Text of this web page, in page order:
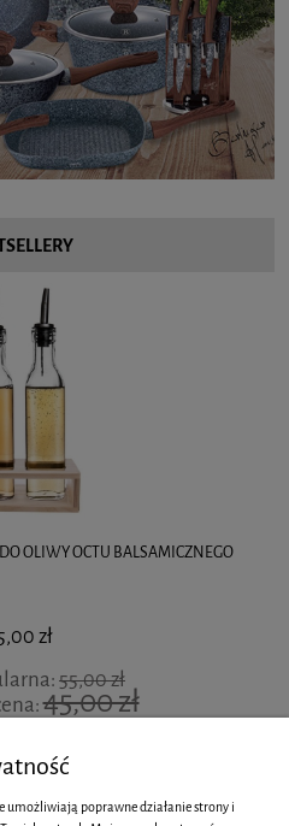
OLIWY OCTU BALSAMICZNEGO
zł
55,00 zł
45,00 zł
umożliwiają poprawne działanie strony i